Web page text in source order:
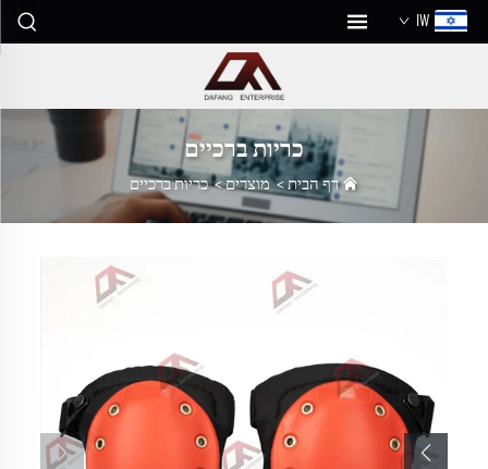
IW
כריות ברכיים
דף הבית>מוצרים>כריות ברכיים